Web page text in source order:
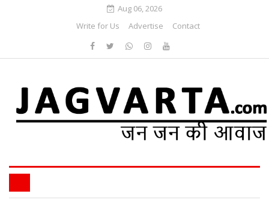
Aug 06, 2026
Write for Us
Advertise Contact